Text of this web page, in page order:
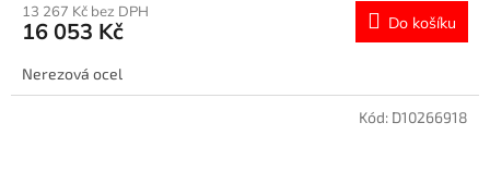
13 267 Kč bez DPH
16 053 Kč Do košíku
Nerezová ocel
Kód: D10266918